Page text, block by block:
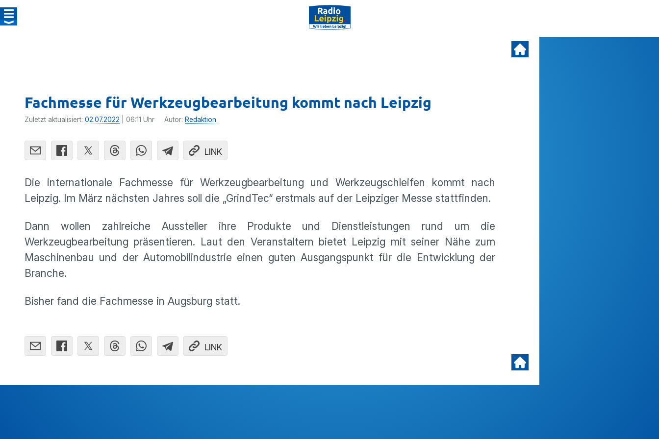
Fachmesse für Werkzeugbearbeitung kommt nach Leipzig
Zuletzt aktualisiert: 02.07.2022 | 06:11 Uhr Autor: Redaktion
LINK
Die internationale Fachmesse für Werkzeugbearbeitung und Werkzeugschleifen kommt nach
Leipzig. Im März nächsten Jahres soll die „GrindTec“ erstmals auf der Leipziger Messe stattfinden.
Dann wollen zahlreiche Aussteller ihre Produkte und Dienstleistungen rund um die
Werkzeugbearbeitung präsentieren. Laut den Veranstaltern bietet Leipzig mit seiner Nähe zum
Maschinenbau und der Automobilindustrie einen guten Ausgangspunkt für die Entwicklung der
Branche.
Bisher fand die Fachmesse in Augsburg statt.
LINK